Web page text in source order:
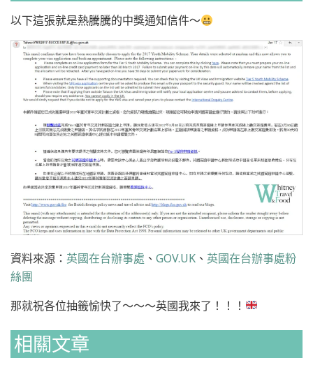
以下這張就是熱騰騰的中獎通知信件～
資料來源： 英國在台辦事處 、 GOV.UK 、 英國在台辦事處粉
絲團
那就祝各位抽籤愉快了～～～英國我來了！！！
相關文章